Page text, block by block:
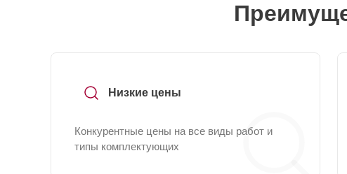
Низкие цены
Конкурентные цены на все виды работ и
типы комплектующих